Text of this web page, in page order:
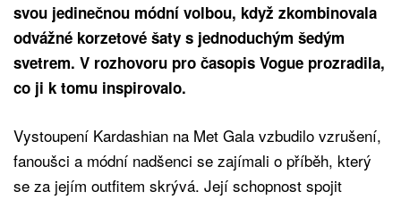
svou jedinečnou módní volbou, když zkombinovala
odvážné korzetové šaty s jednoduchým šedým
svetrem. V rozhovoru pro časopis Vogue prozradila,
co ji k tomu inspirovalo.
Vystoupení Kardashian na Met Gala vzbudilo vzrušení,
fanoušci a módní nadšenci se zajímali o příběh, který
se za jejím outfitem skrývá. Její schopnost spojit